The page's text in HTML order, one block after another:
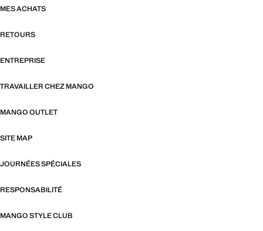
MES ACHATS
RETOURS
ENTREPRISE
TRAVAILLER CHEZ MANGO
MANGO OUTLET
SITE MAP
JOURNÉES SPÉCIALES
RESPONSABILITÉ
MANGO STYLE CLUB